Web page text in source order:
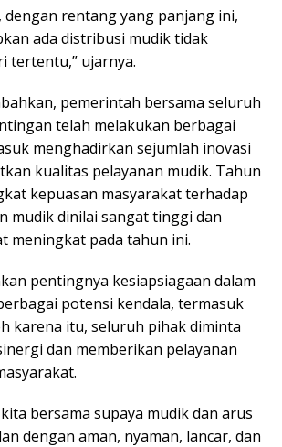
dengan rentang yang panjang ini,
ada distribusi mudik tidak
tertentu,” ujarnya.
pemerintah bersama seluruh
telah melakukan berbagai
menghadirkan sejumlah inovasi
kualitas pelayanan mudik. Tahun
kepuasan masyarakat terhadap
mudik dinilai sangat tinggi dan
meningkat pada tahun ini.
pentingnya kesiapsiagaan dalam
potensi kendala, termasuk
karena itu, seluruh pihak diminta
dan memberikan pelayanan
bersama supaya mudik dan arus
dengan aman, nyaman, lancar, dan